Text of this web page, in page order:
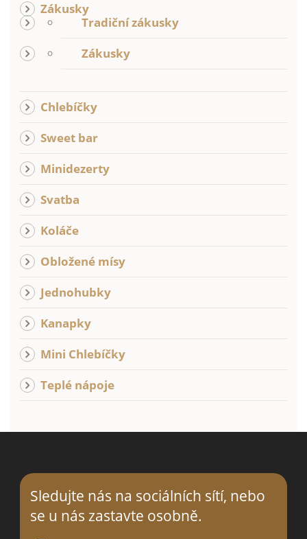
Zákusky
Tradiční zákusky
Zákusky
Chlebíčky
Sweet bar
Minidezerty
Svatba
Koláče
Obložené mísy
Jednohubky
Kanapky
Mini Chlebíčky
Teplé nápoje
Sledujte nás na sociálních sítí, nebo
se u nás zastavte osobně.